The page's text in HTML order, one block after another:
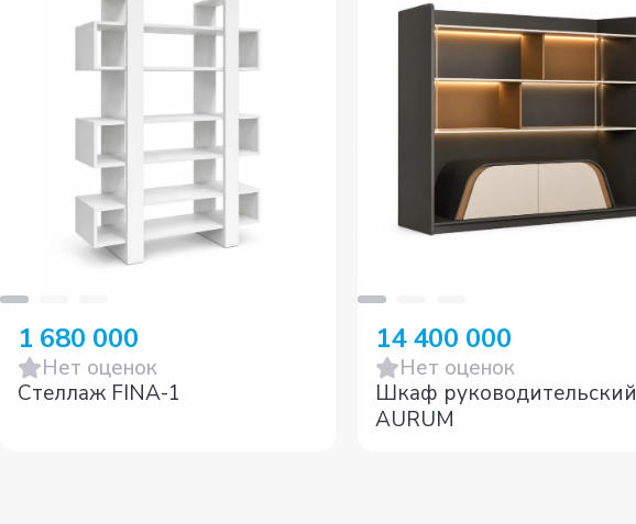
1 680 000
Нет оценок
Стеллаж FINA-1
14 400 000
Нет оценок
Шкаф руководительский
AURUM